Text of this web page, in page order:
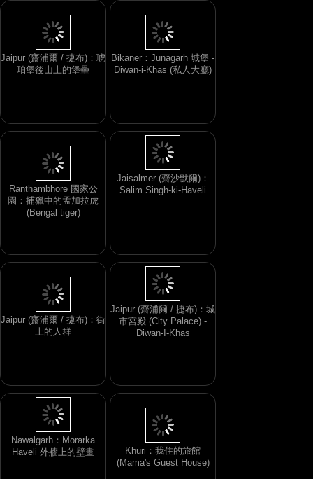
Jaipur (齋浦爾 / 捷布)：琥
珀堡後山上的堡壘
Bikaner：Junagarh 城堡 -
Diwan-i-Khas (私人大廳)
Ranthambhore 國家公
園：捕獵中的孟加拉虎
(Bengal tiger)
Jaisalmer (齋沙默爾)：
Salim Singh-ki-Haveli
Jaipur (齋浦爾 / 捷布)：街
上的人群
Jaipur (齋浦爾 / 捷布)：城
市宮殿 (City Palace) -
Diwan-I-Khas
Nawalgarh：Morarka
Haveli 外牆上的壁畫
Khuri：我住的旅館
(Mama's Guest House)